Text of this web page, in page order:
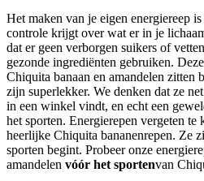
Het maken van je eigen energiereep
controle krijgt over wat er in je
dat er geen verborgen suikers of
gezonde ingrediënten gebruiken.
Chiquita banaan en amandelen zitten
zijn superlekker. We denken dat ze
in een winkel vindt, en echt een
het sporten. Energierepen vergeten te
heerlijke Chiquita bananenrepen. Ze
sporten begint. Probeer onze
amandelen vóór het sportenvan